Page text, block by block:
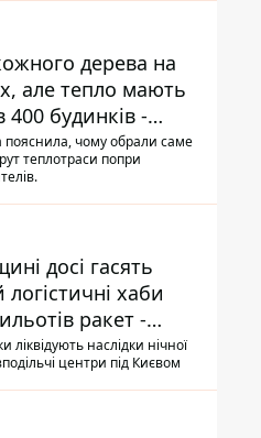
дерева на
але тепло мають
400 будинків -
Київради
пояснила, чому обрали саме
теплотраси попри
досі гасять
логістичні хаби
ракет -
ліквідують наслідки нічної
центри під Києвом